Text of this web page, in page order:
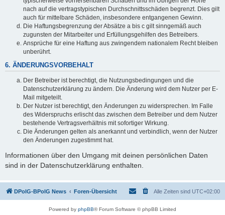
nach auf die vertragstypischen Durchschnittsschäden begrenzt. Dies gilt
auch für mittelbare Schäden, insbesondere entgangenen Gewinn.
Die Haftungsbegrenzung der Absätze a bis c gilt sinngemäß auch
zugunsten der Mitarbeiter und Erfüllungsgehilfen des Betreibers.
Ansprüche für eine Haftung aus zwingendem nationalem Recht bleiben
unberührt.
6. ÄNDERUNGSVORBEHALT
Der Betreiber ist berechtigt, die Nutzungsbedingungen und die
Datenschutzerklärung zu ändern. Die Änderung wird dem Nutzer per E-
Mail mitgeteilt.
Der Nutzer ist berechtigt, den Änderungen zu widersprechen. Im Falle
des Widerspruchs erlischt das zwischen dem Betreiber und dem Nutzer
bestehende Vertragsverhältnis mit sofortiger Wirkung.
Die Änderungen gelten als anerkannt und verbindlich, wenn der Nutzer
den Änderungen zugestimmt hat.
Informationen über den Umgang mit deinen persönlichen Daten
sind in der Datenschutzerklärung enthalten.
DPolG-BPolG News Foren-Übersicht Alle Zeiten sind UTC+02:00
Powered by phpBB® Forum Software © phpBB Limited